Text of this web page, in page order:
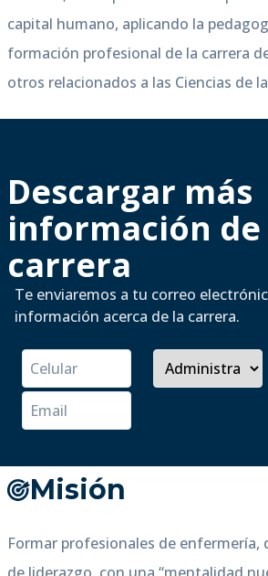
capital humano, aplicando la
formación profesional de la carrera
otros relacionados a las Ciencias de
Descargar más
información de
carrera
Te enviaremos a tu correo
información acerca de la carrera.
Misión
Formar profesionales de enfermería,